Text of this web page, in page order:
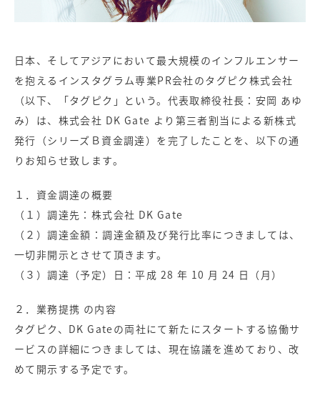
日本、そしてアジアにおいて最大規模のインフルエンサー
を抱えるインスタグラム専業PR会社のタグピク株式会社
（以下、「タグピク」という。代表取締役社長：安岡 あゆ
み）は、株式会社 DK Gate より第三者割当による新株式
発行（シリーズＢ資金調達）を完了したことを、以下の通
りお知らせ致します。
１．資金調達の概要
（１）調達先：株式会社 DK Gate
（２）調達金額：調達金額及び発行比率につきましては、
一切非開示とさせて頂きます。
（３）調達（予定）日：平成 28 年 10 月 24 日（月）
２．業務提携 の内容
タグピク、DK Gateの両社にて新たにスタートする協働サ
ービスの詳細につきましては、現在協議を進めており、改
めて開示する予定です。